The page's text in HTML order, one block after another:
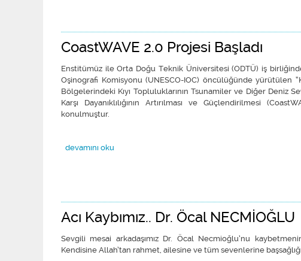
CoastWAVE 2.0 Projesi Başladı
Enstitümüz ile Orta Doğu Teknik Üniversitesi (ODTÜ) iş
Oşinografi Komisyonu (UNESCO-IOC) öncülüğünde yürütülen
Bölgelerindeki Kıyı Topluluklarının Tsunamiler ve Diğer Deniz
Karşı Dayanıklılığının Artırılması ve Güçlendirilmesi
konulmuştur.
CoastWAVE 2.0 Projesi Başladı hakkında
devamını oku
Acı Kaybımız.. Dr. Öcal NECMİOĞLU
Sevgili mesai arkadaşımız Dr. Öcal Necmioğlu’nu
Kendisine Allah’tan rahmet, ailesine ve tüm sevenlerine